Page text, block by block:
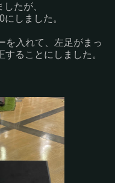
たが、
しました。
を入れて、左足がまっ
ることにしました。